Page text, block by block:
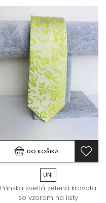
DO KOŠÍKA
UNI
Pánska svetlá zelená kravata
so vzorom na listy